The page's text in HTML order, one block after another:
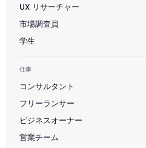
UX リサーチャー
市場調査員
学生
仕事
コンサルタント
フリーランサー
ビジネスオーナー
営業チーム